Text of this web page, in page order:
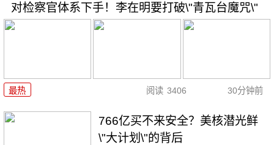
对检察官体系下手！李在明要打破\"青瓦台魔咒\"
最热 阅读 3406 30分钟前
766亿买不来安全？美核潜光鲜
\"大计划\"的背后